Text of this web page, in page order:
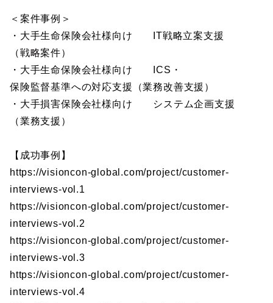
＜案件事例＞
・大手生命保険会社様向け IT戦略立案支援
（戦略案件）
・大手生命保険会社様向け ICS・
保険監督基準への対応支援（業務改善支援）
・大手損害保険会社様向け システム企画支援
（業務支援）
【成功事例】
https://visioncon-global.com/project/customer-
interviews-vol.1
https://visioncon-global.com/project/customer-
interviews-vol.2
https://visioncon-global.com/project/customer-
interviews-vol.3
https://visioncon-global.com/project/customer-
interviews-vol.4